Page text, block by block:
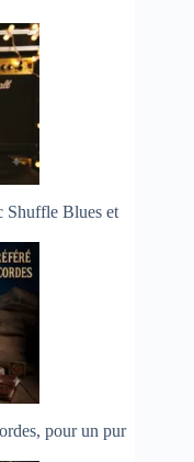
Shuffle Blues et
pour un pur